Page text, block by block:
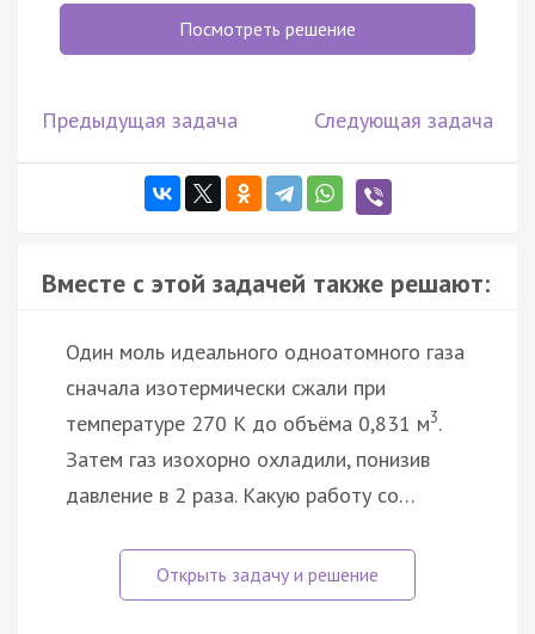
Посмотреть решение
Предыдущая задача Следующая задача
Вместе с этой задачей также решают:
Один моль идеального одноатомного газа
сначала изотермически сжали при
температуре 270 К до объёма 0,831 м3.
Затем газ изохорно охладили, понизив
давление в 2 раза. Какую работу со…